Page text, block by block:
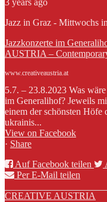
3 years ago
Jazz in Graz - Mittwochs
Jazzkonzerte im
AUSTRIA –
www.creativeaustria.at
5.7. – 23.8.2023 Was
im Generalihof? Jeweils
einem der schönsten Höfe
ukrainis...
View on Facebook
· Share
Auf Facebook teilen
Per E-Mail teilen
CREATIVE AUSTRIA